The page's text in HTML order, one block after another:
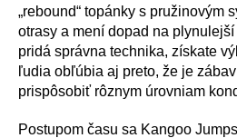
„rebound“ topánky s pružinovým
otrasy a mení dopad na
pridá správna technika, získate
ľudia obľúbia aj preto, že je
prispôsobiť rôznym úrovniam
Postupom času sa Kangoo